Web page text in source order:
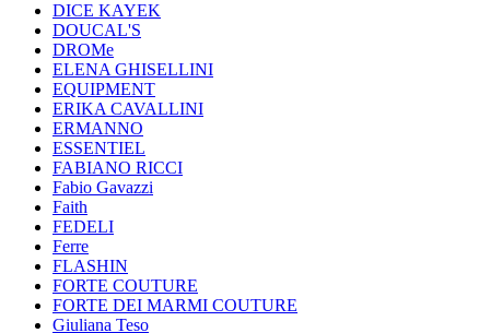
DICE KAYEK
DOUCAL'S
DROMe
ELENA GHISELLINI
EQUIPMENT
ERIKA CAVALLINI
ERMANNO
ESSENTIEL
FABIANO RICCI
Fabio Gavazzi
Faith
FEDELI
Ferre
FLASHIN
FORTE COUTURE
FORTE DEI MARMI COUTURE
Giuliana Teso